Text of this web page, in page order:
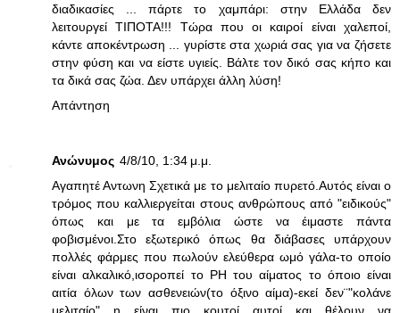
διαδικασίες ... πάρτε το χαμπάρι: στην Ελλάδα δεν
λειτουργεί ΤΙΠΟΤΑ!!! Τώρα που οι καιροί είναι χαλεποί,
κάντε αποκέντρωση ... γυρίστε στα χωριά σας για να ζήσετε
στην φύση και να είστε υγιείς. Βάλτε τον δικό σας κήπο και
τα δικά σας ζώα. Δεν υπάρχει άλλη λύση!
Απάντηση
Ανώνυμος 4/8/10, 1:34 μ.μ.
Αγαπητέ Αντωνη Σχετικά με το μελιταίο πυρετό.Αυτός είναι ο
τρόμος που καλλιεργείται στους ανθρώπους από "ειδικούς"
όπως και με τα εμβόλια ώστε να έιμαστε πάντα
φοβισμένοι.Στο εξωτερικό όπως θα διάβασες υπάρχουν
πολλές φάρμες που πωλούν ελεύθερα ωμό γάλα-το οποίο
είναι αλκαλικό,ισοροπεί το ΡΗ του αίματος το όποιο είναι
αιτία όλων των ασθενειών(το όξινο αίμα)-εκεί δεν¨"κολάνε